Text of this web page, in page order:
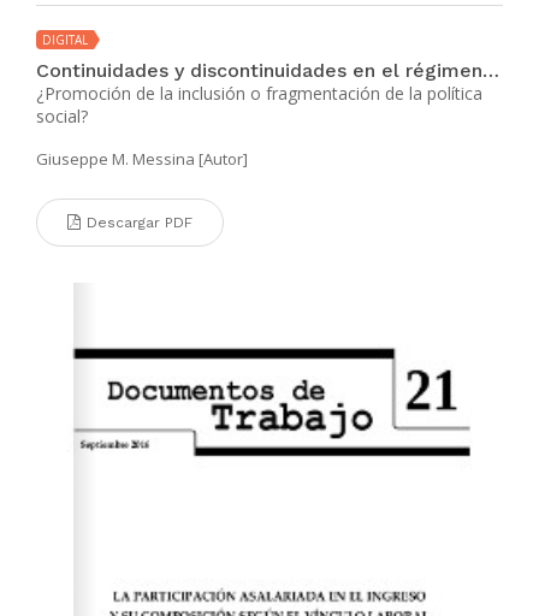
DIGITAL
Continuidades y discontinuidades en el régimen de bienestar argentino entre 2003 y 2013
¿Promoción de la inclusión o fragmentación de la política
social?
Giuseppe M. Messina [Autor]
Descargar PDF